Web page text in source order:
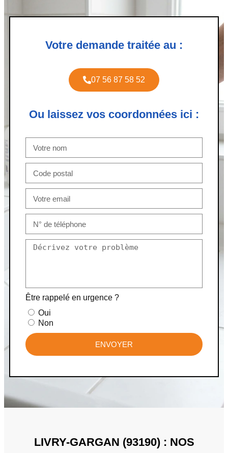
Votre demande traitée au :
07 56 87 58 52
Ou laissez vos coordonnées ici :
Être rappelé en urgence ?
Oui
Non
ENVOYER
LIVRY-GARGAN (93190) : NOS